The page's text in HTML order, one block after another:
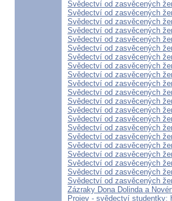
Svědectví od zasvěcených
Svědectví od zasvěcených
Svědectví od zasvěcených
Svědectví od zasvěcených
Svědectví od zasvěcených
Svědectví od zasvěcených
Svědectví od zasvěcených
Svědectví od zasvěcených
Svědectví od zasvěcených
Svědectví od zasvěcených
Svědectví od zasvěcených
Svědectví od zasvěcených
Svědectví od zasvěcených
Svědectví od zasvěcených
Svědectví od zasvěcených
Svědectví od zasvěcených
Svědectví od zasvěcených
Svědectví od zasvěcených
Svědectví od zasvěcených
Svědectví od zasvěcených
Svědectví od zasvěcených
Zázraky Dona Dolinda a
Projev - svědectví studentky: